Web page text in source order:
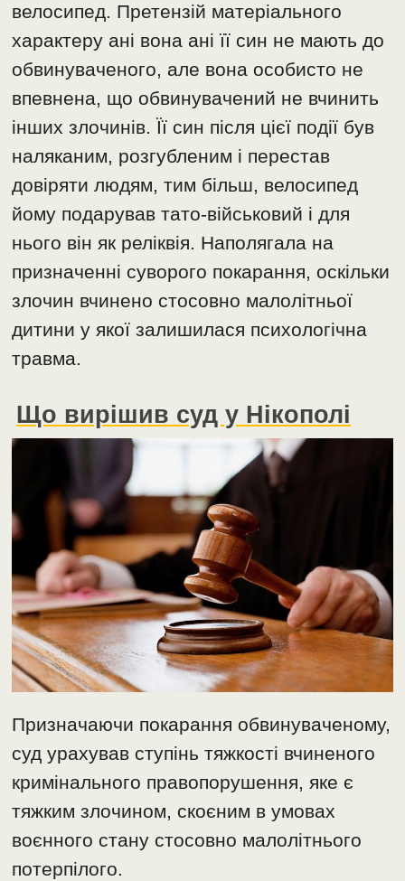
велосипед. Претензій матеріального
характеру ані вона ані її син не мають до
обвинуваченого, але вона особисто не
впевнена, що обвинувачений не вчинить
інших злочинів. Її син після цієї події був
наляканим, розгубленим і перестав
довіряти людям, тим більш, велосипед
йому подарував тато-військовий і для
нього він як реліквія. Наполягала на
призначенні суворого покарання, оскільки
злочин вчинено стосовно малолітньої
дитини у якої залишилася психологічна
травма.
Що вирішив суд у Нікополі
Призначаючи покарання обвинуваченому,
суд урахував ступінь тяжкості вчиненого
кримінального правопорушення, яке є
тяжким злочином, скоєним в умовах
воєнного стану стосовно малолітнього
потерпілого.